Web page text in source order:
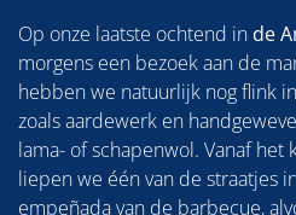
Op onze laatste ochtend in de
morgens een bezoek aan de
hebben we natuurlijk nog flink
zoals aardewerk en
lama- of schapenwol. Vanaf
liepen we één van de straatjes
empeñada van de barbecue,